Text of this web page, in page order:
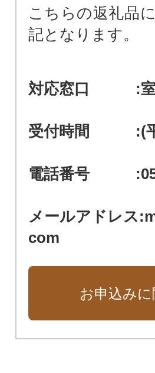
こちらの返礼品
記となります。
対応窓口 :室
受付時間 :(平
電話番号
メールアドレス
com
お申込み